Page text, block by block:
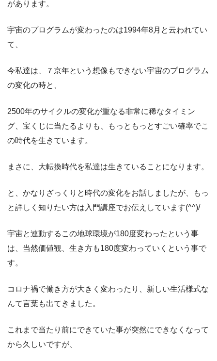
があります。
宇宙のプログラムが変わったのは1994年8月と云われてい
て、
今私達は、７京年という想像もできない宇宙のプログラム
の変化の時と、
2500年のサイクルの変化が重なる非常に稀なタイミン
グ、宝くじに当たるよりも、もっともっとすごい確率でこ
の時代を生きています。
まさに、大転換時代を私達は生きていることになります。
と、かなりざっくりと時代の変化をお話しましたが、もっ
と詳しく知りたい方は入門講座でお伝えしています(^^)/
宇宙と連動するこの地球環境が180度変わったという事
は、当然価値観、生き方も180度変わっていくという事で
す。
コロナ禍で働き方が大きく変わったり、新しい生活様式な
んて言葉も出てきました。
これまで当たり前にできていた事が突然にできなくなって
から久しいですが、